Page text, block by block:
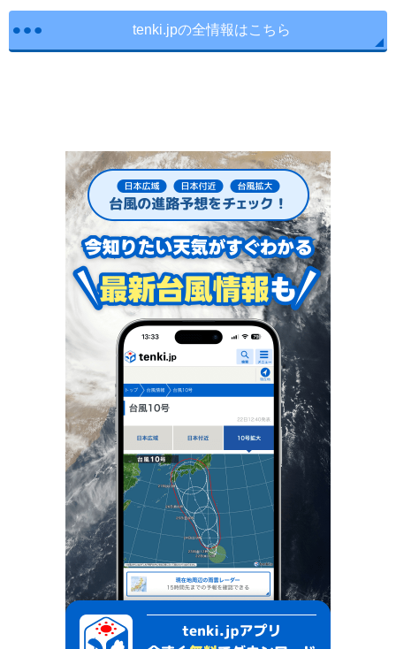
tenki.jpの全情報はこちら